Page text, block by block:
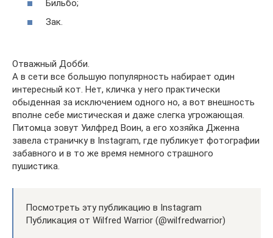
Бильбо;
Зак.
Отважный Добби.
А в сети все большую популярность набирает один
интересный кот. Нет, кличка у него практически
обыденная за исключением одного но, а вот внешность
вполне себе мистическая и даже слегка угрожающая.
Питомца зовут Уилфред Воин, а его хозяйка Дженна
завела страничку в Instagram, где публикует фотографии
забавного и в то же время немного страшного
пушистика.
Посмотреть эту публикацию в Instagram
Публикация от Wilfred Warrior (@wilfredwarrior)